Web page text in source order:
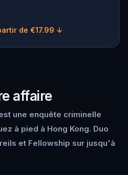
de €17.99 ↓
affaire
une enquête criminelle
à pied à Hong Kong. Duo
et Fellowship sur jusqu'à